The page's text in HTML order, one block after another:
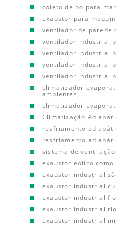
coleto de po para
exaustor para
ventilador de parede
ventilador industrial
ventilador industrial
ventilador industrial
ventilador industrial
climatizador
ambientes
climatizador
Climatização
resfriamento
resfriamento
sistema de
exaustor eolico como
exaustor industrial
exaustor industrial
exaustor industrial
exaustor industrial
exaustor industrial